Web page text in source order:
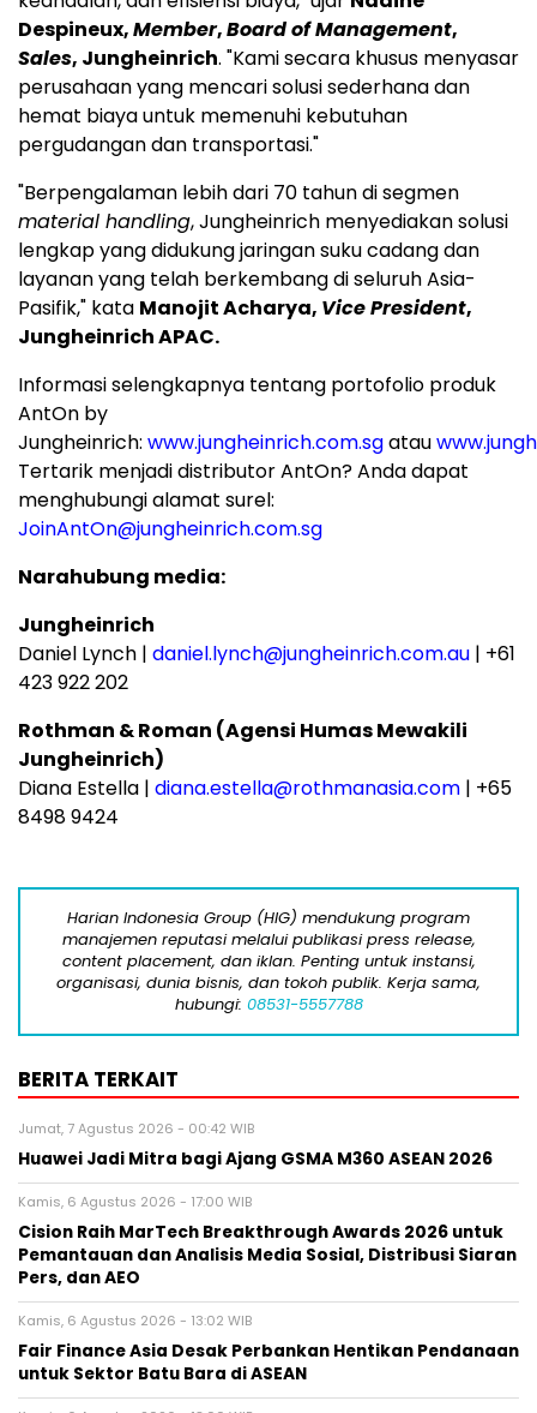
Despineux,Member,Board of Management,
Sales, Jungheinrich. "Kami secara khusus menyasar
perusahaan yang mencari solusi sederhana dan
hemat biaya untuk memenuhi kebutuhan
pergudangan dan transportasi."
"Berpengalaman lebih dari 70 tahun di segmen
material handling, Jungheinrich menyediakan solusi
lengkap yang didukung jaringan suku cadang dan
layanan yang telah berkembang di seluruh Asia-
Pasifik," kata Manojit Acharya, Vice President,
Jungheinrich APAC.
Informasi selengkapnya tentang portofolio produk
AntOn by
Jungheinrich: www.jungheinrich.com.sgatau
Tertarik menjadi distributor AntOn? Anda dapat
menghubungi alamat surel:
JoinAntOn@jungheinrich.com.sg
Narahubung media:
Jungheinrich
Daniel Lynch | daniel.lynch@jungheinrich.com.au | +61
423 922 202
Rothman & Roman (Agensi Humas Mewakili
Jungheinrich)
Diana Estella | diana.estella@rothmanasia.com | +65
8498 9424
Harian Indonesia Group (HIG) mendukung program
manajemen reputasi melalui publikasi press release,
content placement, dan iklan. Penting untuk instansi,
organisasi, dunia bisnis, dan tokoh publik. Kerja sama,
hubungi: 08531-5557788
BERITA TERKAIT
Jumat, 7 Agustus 2026 - 00:42 WIB
Huawei Jadi Mitra bagi Ajang GSMA M360 ASEAN 2026
Kamis, 6 Agustus 2026 - 17:00 WIB
Cision Raih MarTech Breakthrough Awards 2026 untuk
Pemantauan dan Analisis Media Sosial, Distribusi Siaran
Pers, dan AEO
Kamis, 6 Agustus 2026 - 13:02 WIB
Fair Finance Asia Desak Perbankan Hentikan Pendanaan
untuk Sektor Batu Bara di ASEAN